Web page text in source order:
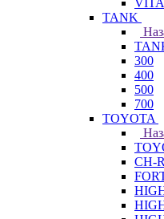
TANK
300
400
500
700
TOYOTA
CH-R